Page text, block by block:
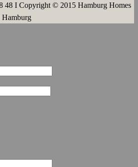
48 I Copyright © 2015 Hamburg Homes
Hamburg